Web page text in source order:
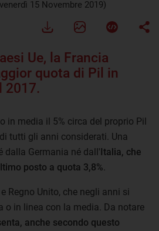
15 Novembre 2019)
Ue, la Francia
quota di Pil in
2017.
in media il 5% circa del proprio Pil
tutti gli anni considerati. Una
dalla Germania né dall'Italia, che
posto a quota 3,8%
Regno Unito, che negli anni si
o in linea con la media. Da notare
anche secondo questo